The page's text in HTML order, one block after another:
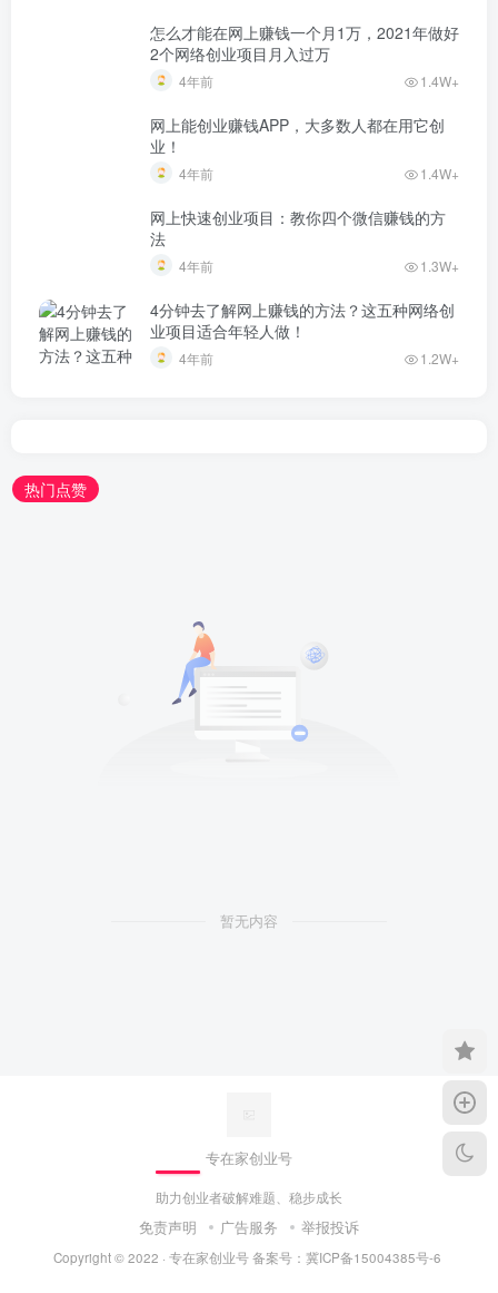
怎么才能在网上赚钱一个月1万，2021年做好
2个网络创业项目月入过万
4年前 1.4W+
网上能创业赚钱APP，大多数人都在用它创
业！
4年前 1.4W+
网上快速创业项目：教你四个微信赚钱的方
法
4年前 1.3W+
4分钟去了解网上赚钱的方法？这五种网络创
业项目适合年轻人做！
4年前 1.2W+
热门点赞
暂无内容
专在家创业号
助力创业者破解难题、稳步成长
免责声明 广告服务 举报投诉
Copyright © 2022 · 专在家创业号备案号： 冀ICP备15004385号-6